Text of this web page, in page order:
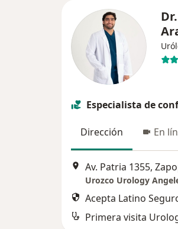
Especialista de
Dirección En
Av. Patria 1355,
Urozco Urology
Acepta Latino
Primera visita